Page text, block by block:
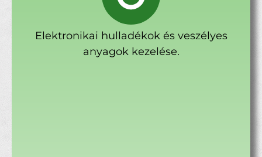
Elektronikai hulladékok és veszélyes
anyagok kezelése.